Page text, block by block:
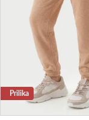
Prilika